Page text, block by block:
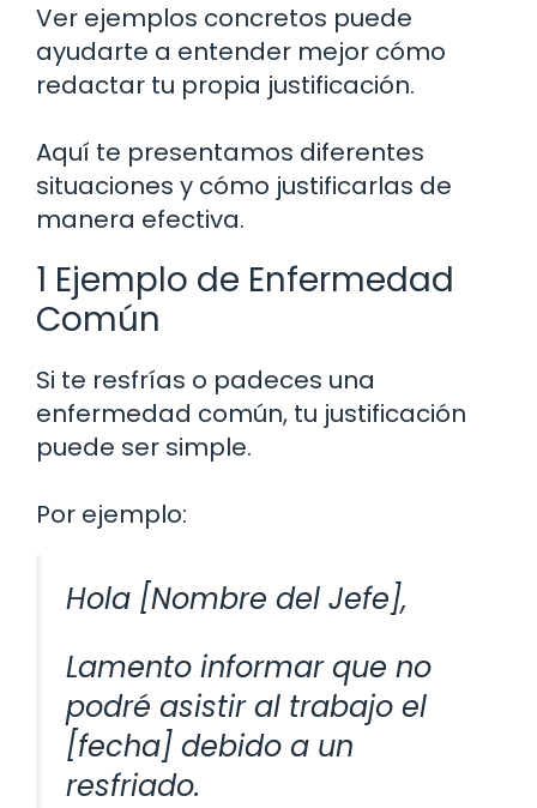
Ver ejemplos concretos puede
ayudarte a entender mejor cómo
redactar tu propia justificación.
Aquí te presentamos diferentes
situaciones y cómo justificarlas de
manera efectiva.
1 Ejemplo de Enfermedad
Común
Si te resfrías o padeces una
enfermedad común, tu justificación
puede ser simple.
Por ejemplo:
Hola [Nombre del Jefe],
Lamento informar que no
podré asistir al trabajo el
[fecha] debido a un
resfriado.